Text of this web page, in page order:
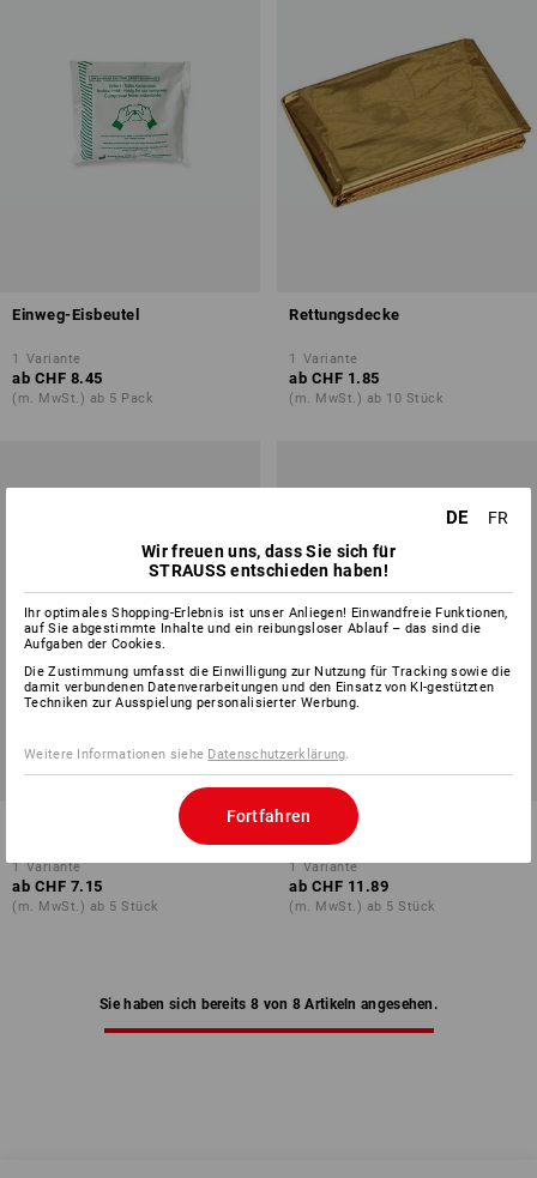
Einweg-Eisbeutel
1 Variante
ab CHF 8.45
(m. MwSt.) ab 5 Pack
Rettungsdecke
1 Variante
ab CHF 1.85
(m. MwSt.) ab 10 Stück
Warndreieck Euro Spider
1 Variante
ab CHF 7.15
(m. MwSt.) ab 5 Stück
Verbandbuch
1 Variante
ab CHF 11.89
(m. MwSt.) ab 5 Stück
Sie haben sich bereits 8 von 8 Artikeln angesehen.
DE
FR
Wir freuen uns, dass Sie sich für
STRAUSS entschieden haben!
Ihr optimales Shopping-Erlebnis ist unser Anliegen! Einwandfreie Funktionen,
auf Sie abgestimmte Inhalte und ein reibungsloser Ablauf – das sind die
Aufgaben der Cookies.
Die Zustimmung umfasst die Einwilligung zur Nutzung für Tracking sowie die
damit verbundenen Datenverarbeitungen und den Einsatz von KI-gestützten
Techniken zur Ausspielung personalisierter Werbung.
Weitere Informationen siehe Datenschutzerklärung
Fortfahren